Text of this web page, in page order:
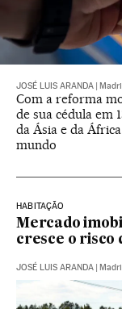
JOSÉ LUIS ARANDA Madri
Com a reforma
de sua cédula em
da Ásia e da
mundo
HABITAÇÃO
Mercado
cresce o risco
JOSÉ LUIS ARANDA Madri